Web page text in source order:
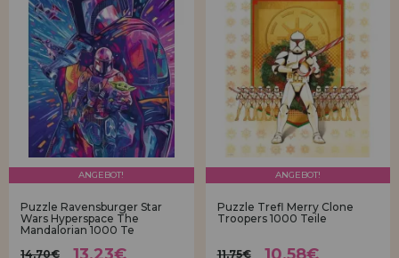
ANGEBOT!
Puzzle Ravensburger Star
Wars Hyperspace The
Mandalorian 1000 Te
14,70€
13,23€
ANGEBOT!
Puzzle Trefl Merry Clone
Troopers 1000 Teile
11,75€ 10,58€